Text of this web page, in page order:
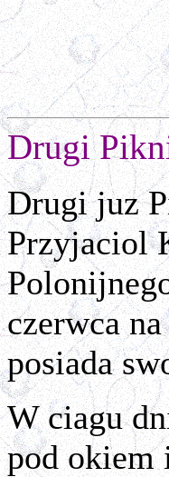
Drugi
Drugi juz
Przyjaciol
czerwca
posiada
W ciagu
pod okiem